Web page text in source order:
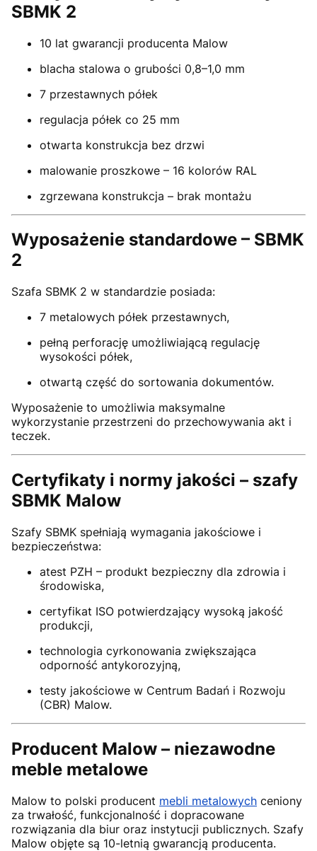
SBMK 2
10 lat gwarancji producenta Malow
blacha stalowa o grubości 0,8–1,0 mm
7 przestawnych półek
regulacja półek co 25 mm
otwarta konstrukcja bez drzwi
malowanie proszkowe – 16 kolorów RAL
zgrzewana konstrukcja – brak montażu
Wyposażenie standardowe – SBMK
2
Szafa SBMK 2 w standardzie posiada:
7 metalowych półek przestawnych,
pełną perforację umożliwiającą regulację
wysokości półek,
otwartą część do sortowania dokumentów.
Wyposażenie to umożliwia maksymalne
wykorzystanie przestrzeni do przechowywania akt i
teczek.
Certyfikaty i normy jakości – szafy
SBMK Malow
Szafy SBMK spełniają wymagania jakościowe i
bezpieczeństwa:
atest PZH – produkt bezpieczny dla zdrowia i
środowiska,
certyfikat ISO potwierdzający wysoką jakość
produkcji,
technologia cyrkonowania zwiększająca
odporność antykorozyjną,
testy jakościowe w Centrum Badań i Rozwoju
(CBR) Malow.
Producent Malow – niezawodne
meble metalowe
Malow to polski producent mebli metalowych ceniony
za trwałość, funkcjonalność i dopracowane
rozwiązania dla biur oraz instytucji publicznych. Szafy
Malow objęte są 10-letnią gwarancją producenta.